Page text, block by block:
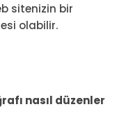
sitenizin bir
olabilir.
nasıl düzenler